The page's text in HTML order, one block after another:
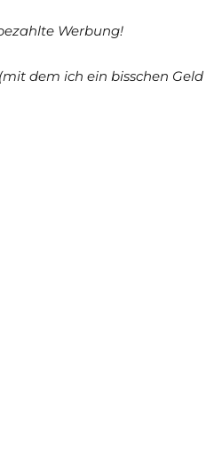
Werbung!
dem ich ein bisschen Geld